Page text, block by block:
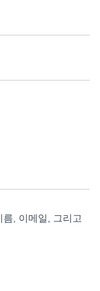
, 이메일, 그리고